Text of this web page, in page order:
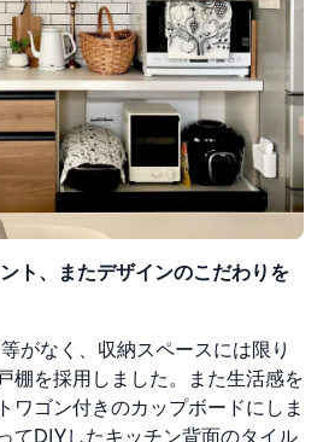
ト、またデザインのこだわりを
がなく、収納スペースには限り
棚を採用しました。また生活感を
ワゴン付きのカップボードにしま
てDIYしたキッチン背面のタイル